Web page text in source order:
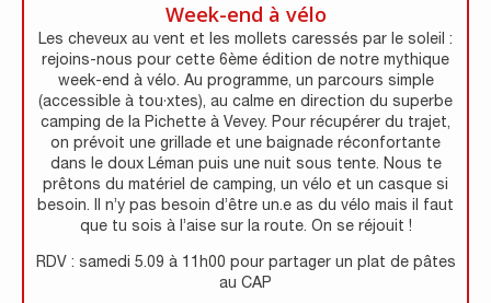
Week-end à vélo
Les cheveux au vent et les mollets caressés par le soleil :
rejoins-nous pour cette 6ème édition de notre mythique
week-end à vélo. Au programme, un parcours simple
(accessible à tou·xtes), au calme en direction du superbe
camping de la Pichette à Vevey. Pour récupérer du trajet,
on prévoit une grillade et une baignade réconfortante
dans le doux Léman puis une nuit sous tente. Nous te
prêtons du matériel de camping, un vélo et un casque si
besoin. Il n’y pas besoin d’être un.e as du vélo mais il faut
que tu sois à l’aise sur la route. On se réjouit !
RDV : samedi 5.09 à 11h00 pour partager un plat de pâtes
au CAP